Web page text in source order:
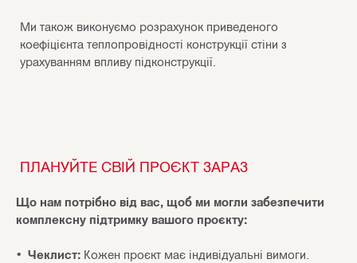
Ми також виконуємо розрахунок приведеного
коефіцієнта теплопровідності конструкції стіни з
урахуванням впливу підконструкції.
ПЛАНУЙТЕ СВІЙ ПРОЄКТ ЗАРАЗ
Що нам потрібно від вас, щоб ми могли забезпечити
комплексну підтримку вашого проєкту:
Чеклист: Кожен проєкт має індивідуальні вимоги.